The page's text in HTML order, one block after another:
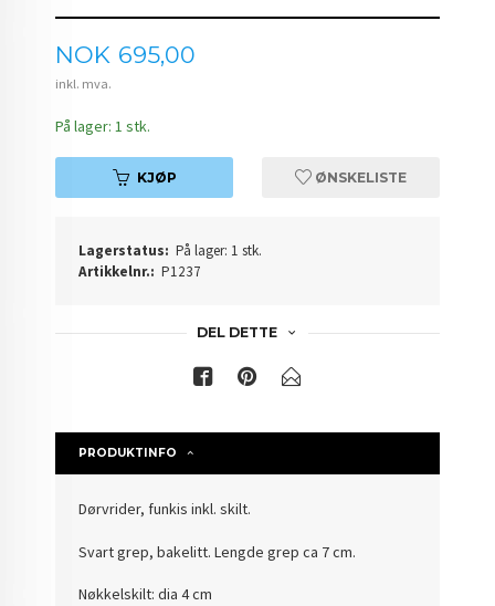
Pris
NOK 695,00
inkl. mva.
På lager: 1 stk.
KJØP ØNSKELISTE
Lagerstatus: På lager: 1 stk.
Artikkelnr.: P1237
DEL DETTE
PRODUKTINFO
Dørvrider, funkis inkl. skilt.
Svart grep, bakelitt. Lengde grep ca 7 cm.
Nøkkelskilt: dia 4 cm